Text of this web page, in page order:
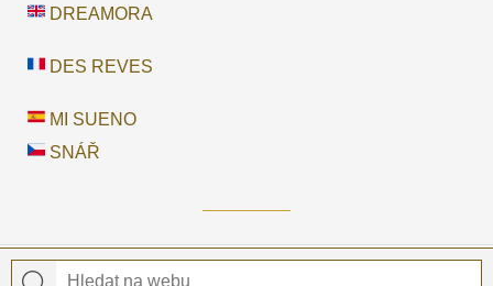
DREAMORA
DES REVES
MI SUENO
SNÁŘ